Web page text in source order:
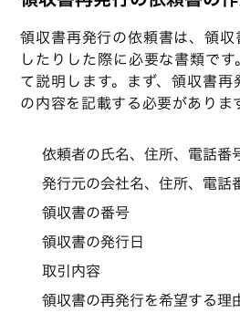
領収書再発行の依頼書は、領
したりした際に必要な書類で
て説明します。まず、領収書
の内容を記載する必要がありま
依頼者の氏名、住所、電話番
発行元の会社名、住所、電話
領収書の番号
領収書の発行日
取引内容
領収書の再発行を希望する理